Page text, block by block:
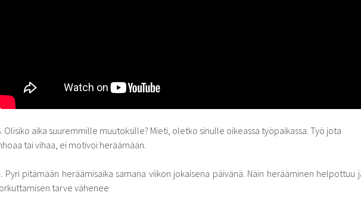
Olisiko aika suuremmille muutoksille? Mieti, oletko sinulle oikeassa työpaikassa. Työ jota
tai vihaa, ei motivoi heräämään.
Pyri pitämään heräämisaika samana viikon jokaisena päivänä. Näin herääminen helpottuu
tarve vähenee